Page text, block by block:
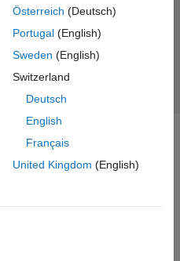
Österreich (Deutsch)
Portugal(English)
Sweden (English)
Switzerland
Deutsch
English
Français
United Kingdom (English)
Inc.